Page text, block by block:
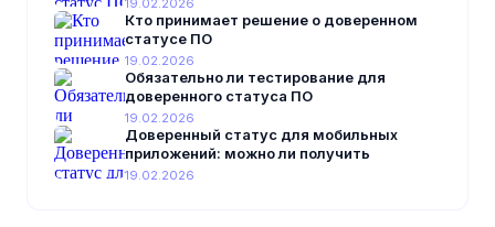
19.02.2026
Кто принимает решение о доверенном
статусе ПО
19.02.2026
Обязательно ли тестирование для
доверенного статуса ПО
19.02.2026
Доверенный статус для мобильных
приложений: можно ли получить
19.02.2026